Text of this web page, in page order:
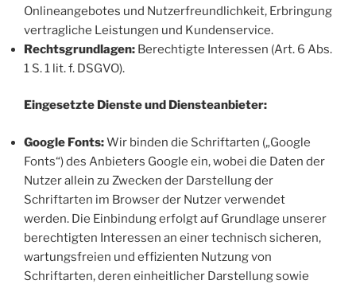
Onlineangebotes und Nutzerfreundlichkeit, Erbringung
vertragliche Leistungen und Kundenservice.
Rechtsgrundlagen: Berechtigte Interessen (Art. 6 Abs.
1 S. 1 lit. f. DSGVO).
Eingesetzte Dienste und Diensteanbieter:
Google Fonts:Wir binden die Schriftarten („Google
Fonts“) des Anbieters Google ein, wobei die Daten der
Nutzer allein zu Zwecken der Darstellung der
Schriftarten im Browser der Nutzer verwendet
werden. Die Einbindung erfolgt auf Grundlage unserer
berechtigten Interessen an einer technisch sicheren,
wartungsfreien und effizienten Nutzung von
Schriftarten, deren einheitlicher Darstellung sowie